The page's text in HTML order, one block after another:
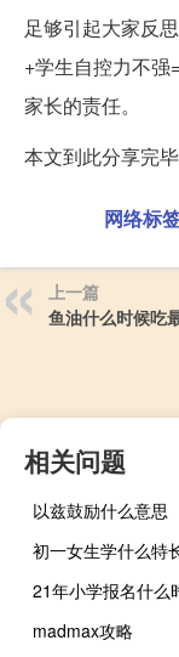
足够引起大家反
+学生自控力不
家长的责任。
本文到此分享完
网络标
上一篇
鱼油什么时候吃
相关问题
以兹鼓励什么意思
初一女生学什么特
21年小学报名什么
madmax攻略